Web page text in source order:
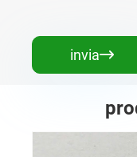
invia